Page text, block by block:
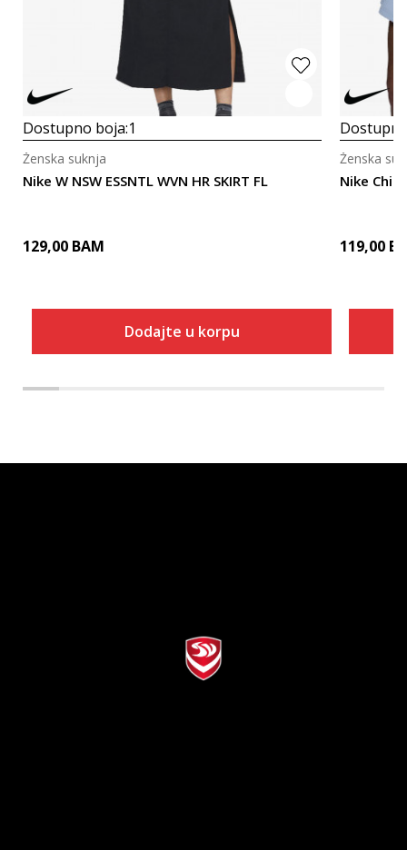
Dostupno boja:1
Nike W NSW ESSNTL WVN HR SKIRT FL
Ženska suknja
129,00 BAM
Dodajte u korpu
Nike Chill
Ženska
119,00